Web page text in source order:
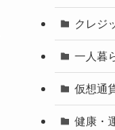
クレジ
一人暮
仮想通
健康・